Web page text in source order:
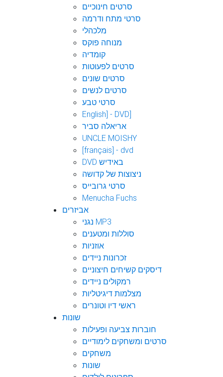
סרטים חינוכיים
סרטי מתח ודרמה
מלכהלי
מנוחה פוקס
קומדיה
סרטים לפעוטות
סרטים שונים
סרטים לנשים
סרטי טבע
English] - DVD]
אריאלה סביר
UNCLE MOISHY
[français] - dvd
DVD באידיש
ניצוצות של קדושה
סרטי גרובייס
Menucha Fuchs
אביזרים
נגני MP3
סוללות ומטענים
אוזניות
זכרונות ניידים
דיסקים קשיחים חיצוניים
רמקולים ניידים
מצלמות דיגיטליות
ראשי דיו וטונרים
שונות
חוברות צביעה ופעילות
סרטים ומשחקים לימודיים
משחקים
שונות